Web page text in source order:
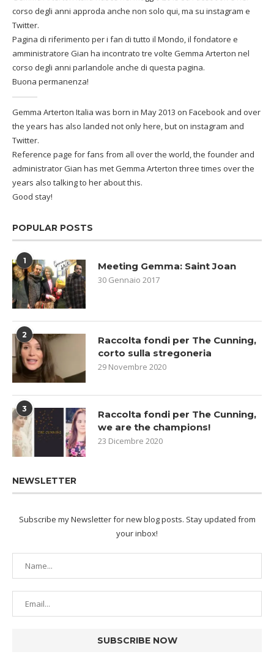
corso degli anni approda anche non solo qui, ma su instagram e
Twitter.
Pagina di riferimento per i fan di tutto il Mondo, il fondatore e
amministratore Gian ha incontrato tre volte Gemma Arterton nel
corso degli anni parlandole anche di questa pagina.
Buona permanenza!
Gemma Arterton Italia was born in May 2013 on Facebook and over
the years has also landed not only here, but on instagram and
Twitter.
Reference page for fans from all over the world, the founder and
administrator Gian has met Gemma Arterton three times over the
years also talking to her about this.
Good stay!
POPULAR POSTS
1 Meeting Gemma: Saint Joan
30 Gennaio 2017
2
Raccolta fondi per The Cunning,
corto sulla stregoneria
29 Novembre 2020
3
Raccolta fondi per The Cunning,
we are the champions!
23 Dicembre 2020
NEWSLETTER
Subscribe my Newsletter for new blog posts. Stay updated from
your inbox!